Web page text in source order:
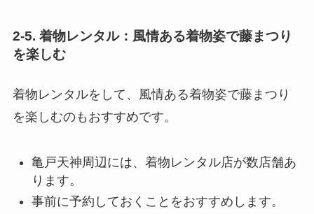
2-5. 着物レンタル：風情ある着物姿で藤まつり
を楽しむ
着物レンタルをして、風情ある着物姿で藤まつり
を楽しむのもおすすめです。
亀戸天神周辺には、着物レンタル店が数店舗あ
ります。
事前に予約しておくことをおすすめします。